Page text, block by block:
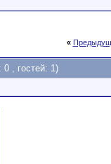
«
0 , гостей: 1)